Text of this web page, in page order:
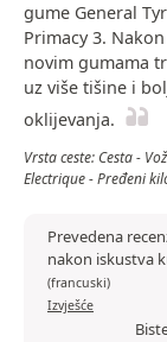
gume General
Primacy 3.
novim gumama
uz više tišine i
oklijevanja.
Vrsta ceste: Cesta -
Electrique - Pređeni
Prevedena
nakon iskustva
(francuski)
Izvješće